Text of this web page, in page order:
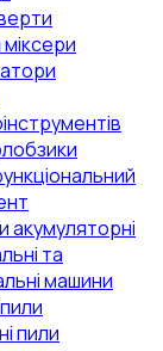
акумуляторні
та
машини
пили